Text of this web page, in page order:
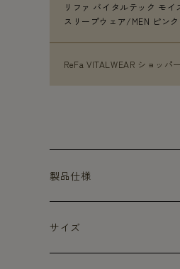
リファ バイタルテック モ
スリープウェア/MEN ピン
ReFa VITALWEAR ショッパ
製品仕様
サイズ